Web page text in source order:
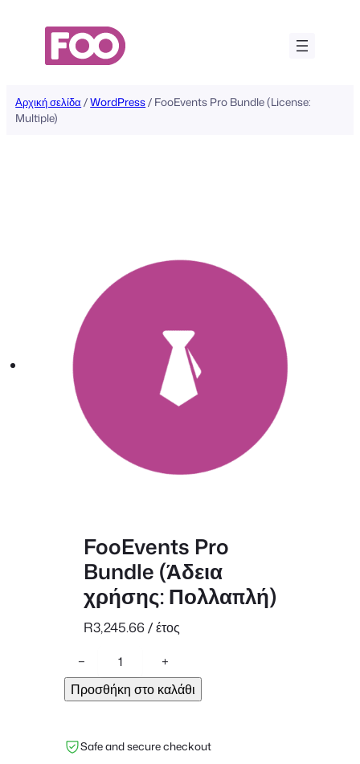
περιεχόμενο
Αρχική σελίδα /WordPress/ FooEvents Pro Bundle (License:
Multiple)
FooEvents Pro
Bundle (Άδεια
χρήσης: Πολλαπλή)
R3,245.66/ έτος
o
e
− +
Προσθήκη στο καλάθι
Safe and secure checkout